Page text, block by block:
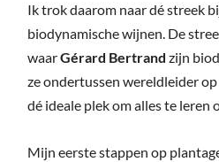
Ik trok daarom naar dé streek
biodynamische wijnen. De
waarGérard Bertrand zijn
ze ondertussen wereldleider
dé ideale plek om alles te leren
Mijn eerste stappen op